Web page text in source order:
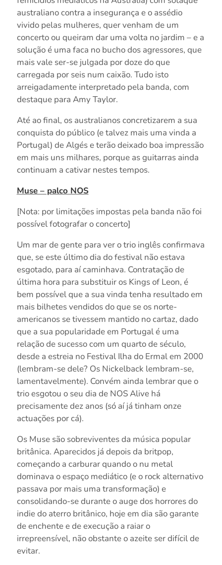
australiano contra a insegurança e o assédio
vivido pelas mulheres, quer venham de um
concerto ou queiram dar uma volta no jardim – e a
solução é uma faca no bucho dos agressores, que
mais vale ser-se julgada por doze do que
carregada por seis num caixão. Tudo isto
arreigadamente interpretado pela banda, com
destaque para Amy Taylor.
Até ao final, os australianos concretizarem a sua
conquista do público (e talvez mais uma vinda a
Portugal) de Algés e terão deixado boa impressão
em mais uns milhares, porque as guitarras ainda
continuam a cativar nestes tempos.
Muse – palco NOS
[Nota: por limitações impostas pela banda não foi
possível fotografar o concerto]
Um mar de gente para ver o trio inglês confirmava
que, se este último dia do festival não estava
esgotado, para aí caminhava. Contratação de
última hora para substituir os Kings of Leon, é
bem possível que a sua vinda tenha resultado em
mais bilhetes vendidos do que se os norte-
americanos se tivessem mantido no cartaz, dado
que a sua popularidade em Portugal é uma
relação de sucesso com um quarto de século,
desde a estreia no Festival Ilha do Ermal em 2000
(lembram-se dele? Os Nickelback lembram-se,
lamentavelmente). Convém ainda lembrar que o
trio esgotou o seu dia de NOS Alive há
precisamente dez anos (só aí já tinham onze
actuações por cá).
Os Muse são sobreviventes da música popular
britânica. Aparecidos já depois da britpop,
começando a carburar quando o nu metal
dominava o espaço mediático (e o rock alternativo
passava por mais uma transformação) e
consolidando-se durante o auge dos horrores do
indie do aterro britânico, hoje em dia são garante
de enchente e de execução a raiar o
irrepreensível, não obstante o azeite ser difícil de
evitar.